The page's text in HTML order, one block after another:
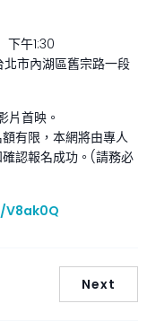
下午1:30
市內湖區舊宗路一段
片首映。
有限，本網將由專人
認報名成功。(請務必
Next